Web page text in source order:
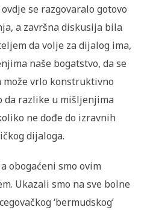
se razgovaralo gotovo
a završna diskusija bila
da volje za dijalog ima,
naše bogatstvo, da se
vrlo konstruktivno
da razlike u mišljenjima
ne dođe do izravnih
dijaloga.
obogaćeni smo ovim
Ukazali smo na sve bolne
‘bermudskog’